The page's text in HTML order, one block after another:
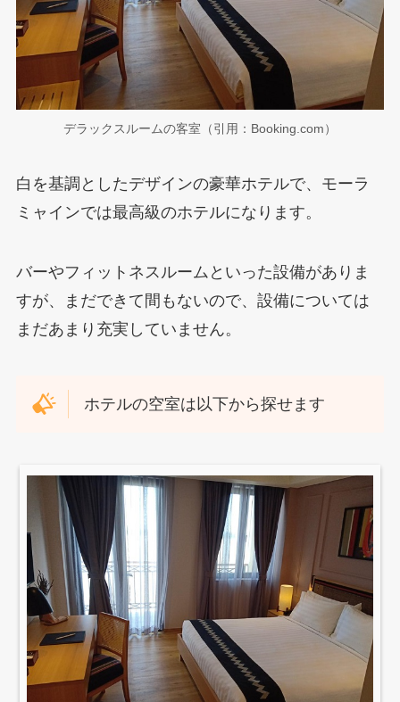
デラックスルームの客室（引用：Booking.com）
白を基調としたデザインの豪華ホテルで、モーラ
ミャインでは最高級のホテルになります。
バーやフィットネスルームといった設備がありま
すが、まだできて間もないので、設備については
まだあまり充実していません。
ホテルの空室は以下から探せます